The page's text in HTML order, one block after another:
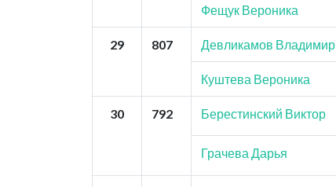
Фещук Вероника
29 807 Девликамов Владимир
Куштева Вероника
30 792 Берестинский Виктор
Грачева Дарья